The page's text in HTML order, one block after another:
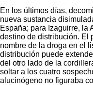
En los últimos días,
nueva sustancia
España; para Izaguirre, la
destino de distribución. El
nombre de la droga en el
distribución puede
del otro lado de la
soltar a los cuatro
alucinógeno no figuraba